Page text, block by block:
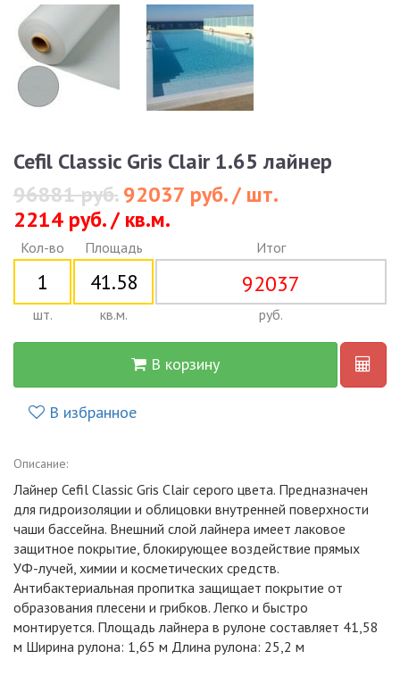
Cefil Classic Gris Clair 1.65 лайнер
96881 руб.92037 руб. / шт.
2214 руб. / кв.м.
Кол-во
шт.
Площадь
кв.м.
Итог
92037
руб.
В корзину
В избранное
Описание:
Лайнер Cefil Classic Gris Clair серого цвета. Предназначен
для гидроизоляции и облицовки внутренней поверхности
чаши бассейна. Внешний слой лайнера имеет лаковое
защитное покрытие, блокирующее воздействие прямых
УФ-лучей, химии и косметических средств.
Антибактериальная пропитка защищает покрытие от
образования плесени и грибков. Легко и быстро
монтируется. Площадь лайнера в рулоне составляет 41,58
м Ширина рулона: 1,65 м Длина рулона: 25,2 м